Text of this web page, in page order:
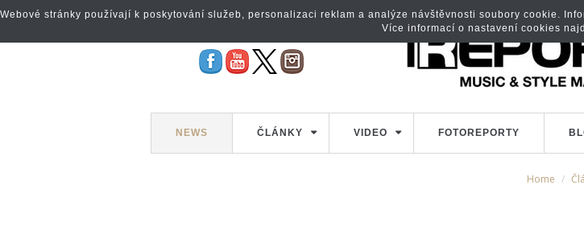
NEWS ČLÁNKY VIDEO FOTOREPORTY
Home
Webové stránky používají k poskytování služeb, personalizaci reklam a analýze návštěvnosti soubory cookie.
Více informací o nastavení cookies